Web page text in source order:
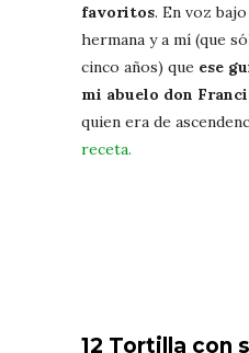
favoritos. En voz
hermana y a mí (que
cinco años) que ese
mi abuelo don
quien era de
receta.
12 Tortilla con